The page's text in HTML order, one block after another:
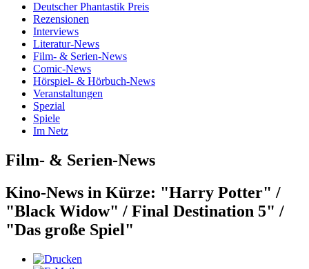
Deutscher Phantastik Preis
Rezensionen
Interviews
Literatur-News
Film- & Serien-News
Comic-News
Hörspiel- & Hörbuch-News
Veranstaltungen
Spezial
Spiele
Im Netz
Film- & Serien-News
Kino-News in Kürze: "Harry Potter" /
"Black Widow" / Final Destination 5" /
"Das große Spiel"